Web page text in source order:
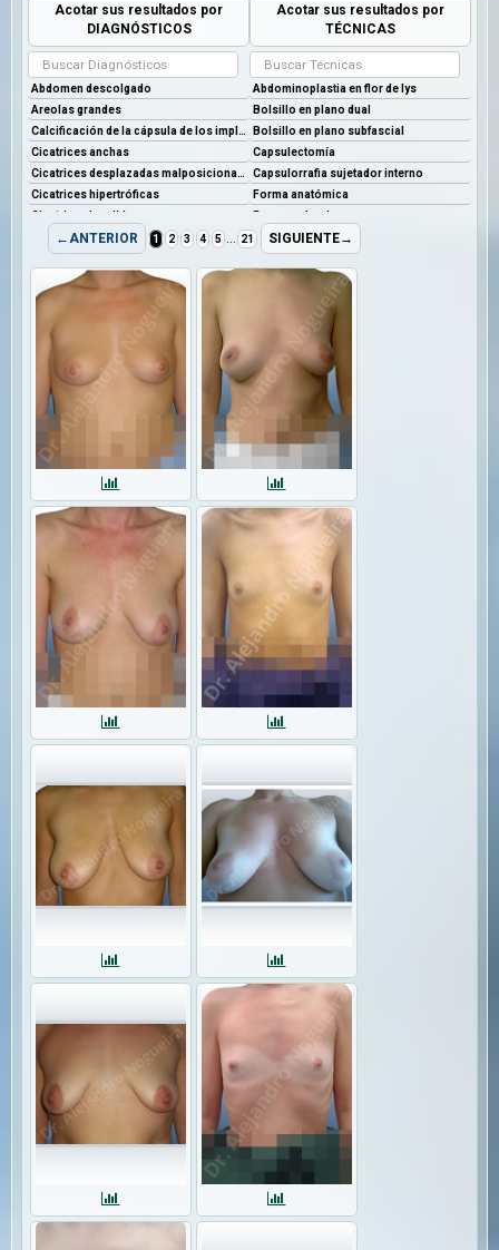
Acotar sus resultados por
DIAGNÓSTICOS
Acotar sus resultados por
TÉCNICAS
←ANTERIOR 1 2 3 4 5 ... 21 SIGUIENTE→